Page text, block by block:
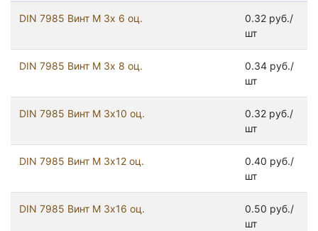
DIN 7985 Винт М 3х 6 оц.
0.32 руб./
шт
DIN 7985 Винт М 3х 8 оц.
0.34 руб./
шт
DIN 7985 Винт М 3х10 оц.
0.32 руб./
шт
DIN 7985 Винт М 3х12 оц.
0.40 руб./
шт
DIN 7985 Винт М 3х16 оц.
0.50 руб./
шт